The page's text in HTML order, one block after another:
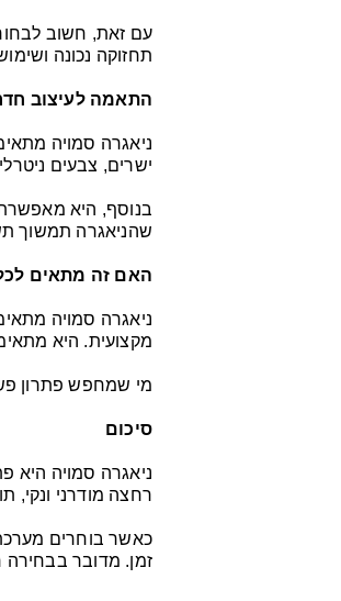
עם זאת, חשוב
תחזוקה נכונה
התאמה לעיצוב
ניאגרה סמויה
ישרים, צבעים
בנוסף, היא מאפשרת
שהניאגרה תמשוך
האם זה מתאים
ניאגרה סמויה
מקצועית. היא
מי שמחפש פתרון
סיכום
ניאגרה סמויה היא
רחצה מודרני ונקי,
כאשר בוחרים מערכת
זמן. מדובר בבחירה